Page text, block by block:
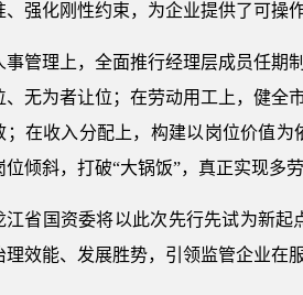
、强化刚性约束，为企业提供了可操
事管理上，全面推行经理层成员任期
、无为者让位；在劳动用工上，健全
；在收入分配上，构建以岗位价值
位倾斜，打破“大锅饭”，真正实现多
江省国资委将以此次先行先试为新
理效能、发展胜势，引领监管企业在